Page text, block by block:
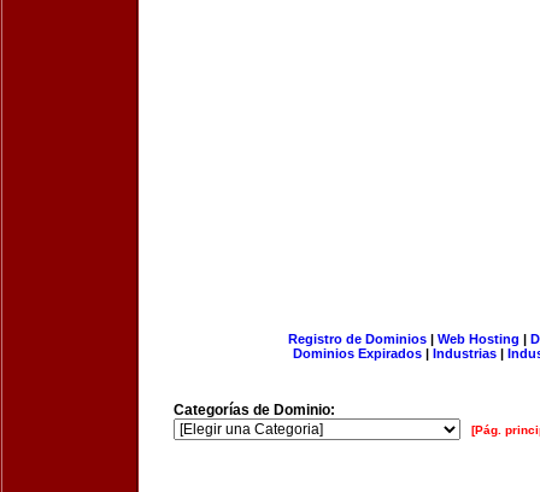
Registro de Dominios| Web Hosting |
Dominios Expirados | Industrias |
Categorías de Dominio:
[Pág.